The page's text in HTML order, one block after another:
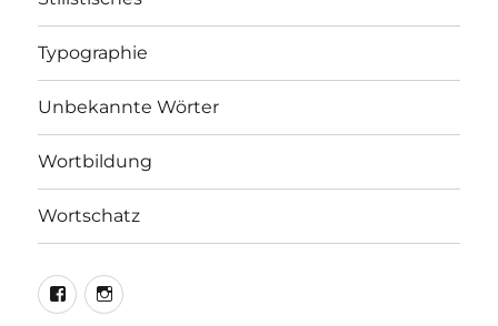
Typographie
Unbekannte Wörter
Wortbildung
Wortschatz
LEO@Facebook
LEO@Instagram